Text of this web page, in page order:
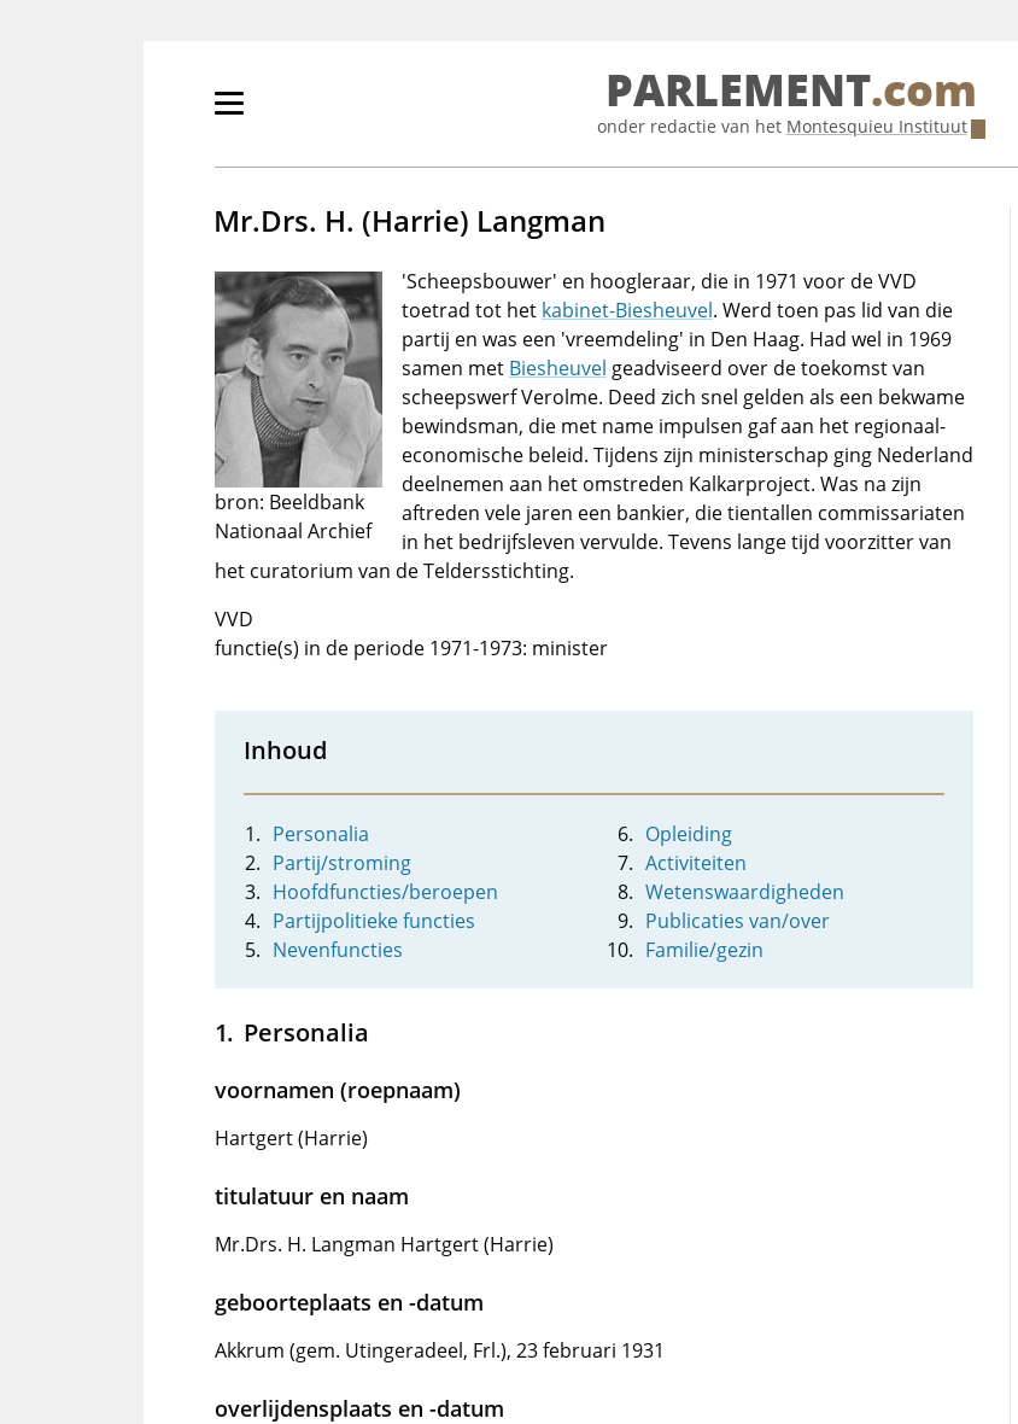
Primair
tonen/verbergen
PARLEMENT.com
onder redactie van het Montesquieu Instituut
Mr.Drs. H. (Harrie) Langman
bron: Beeldbank
Nationaal Archief
'Scheepsbouwer' en hoogleraar, die in 1971 voor de VVD
toetrad tot het kabinet-Biesheuvel. Werd toen pas lid van die
partij en was een 'vreemdeling' in Den Haag. Had wel in 1969
samen met Biesheuvel geadviseerd over de toekomst van
scheepswerf Verolme. Deed zich snel gelden als een bekwame
bewindsman, die met name impulsen gaf aan het regionaal-
economische beleid. Tijdens zijn ministerschap ging Nederland
deelnemen aan het omstreden Kalkarproject. Was na zijn
aftreden vele jaren een bankier, die tientallen commissariaten
in het bedrijfsleven vervulde. Tevens lange tijd voorzitter van
het curatorium van de Teldersstichting.
VVD
functie(s) in de periode 1971-1973: minister
Inhoud
Personalia
Partij/stroming
Hoofdfuncties/beroepen
Partijpolitieke functies
Nevenfuncties
Opleiding
Activiteiten
Wetenswaardigheden
Publicaties van/over
Familie/gezin
Personalia
voornamen (roepnaam)
Hartgert (Harrie)
titulatuur en naam
Mr.Drs. H. Langman Hartgert (Harrie)
geboorteplaats en -datum
Akkrum (gem. Utingeradeel, Frl.), 23 februari 1931
overlijdensplaats en -datum